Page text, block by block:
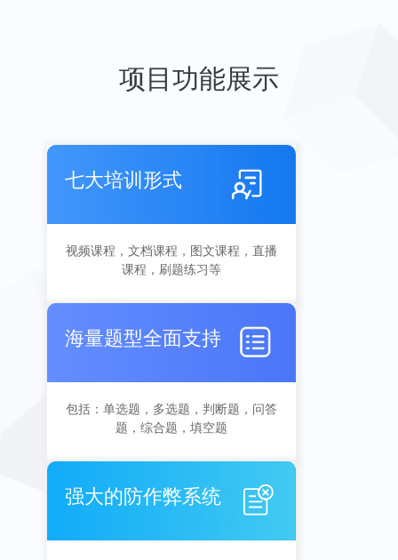
项目功能展示
七大培训形式
视频课程，文档课程，图文课程，直播
课程，刷题练习等
海量题型全面支持
包括：单选题，多选题，判断题，问答
题，综合题，填空题
强大的防作弊系统